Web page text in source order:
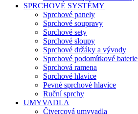
SPRCHOVÉ SYSTÉMY
Sprchové panely
Sprchové soupravy
Sprchové sety
Sprchové sloupy
Sprchové držáky a vývody
Sprchové podomítkové baterie
Sprchová ramena
Sprchové hlavice
Pevné sprchové hlavice
Ruční sprchy
UMYVADLA
Čtvercová umyvadla